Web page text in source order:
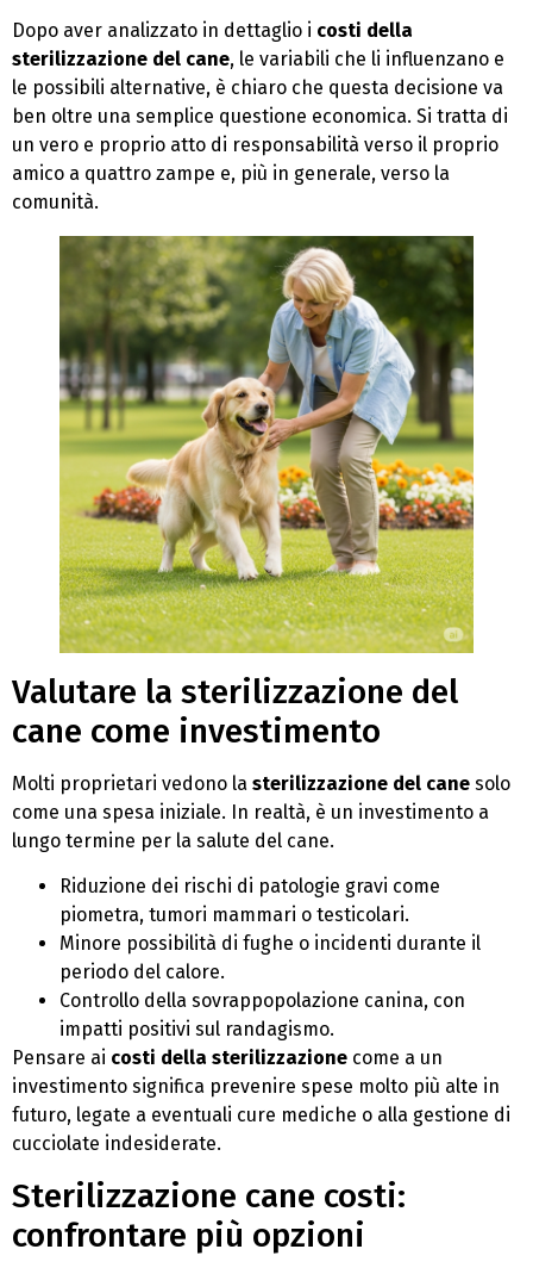
Dopo aver analizzato in dettaglio i costi della
sterilizzazione del cane, le variabili che li influenzano e
le possibili alternative, è chiaro che questa decisione va
ben oltre una semplice questione economica. Si tratta di
un vero e proprio atto di responsabilità verso il proprio
amico a quattro zampe e, più in generale, verso la
comunità.
Valutare la sterilizzazione del
cane come investimento
Molti proprietari vedono la sterilizzazione del cane solo
come una spesa iniziale. In realtà, è un investimento a
lungo termine per la salute del cane.
Riduzione dei rischi di patologie gravi come
piometra, tumori mammari o testicolari.
Minore possibilità di fughe o incidenti durante il
periodo del calore.
Controllo della sovrappopolazione canina, con
impatti positivi sul randagismo.
Pensare ai costi della sterilizzazione come a un
investimento significa prevenire spese molto più alte in
futuro, legate a eventuali cure mediche o alla gestione di
cucciolate indesiderate.
Sterilizzazione cane costi:
confrontare più opzioni